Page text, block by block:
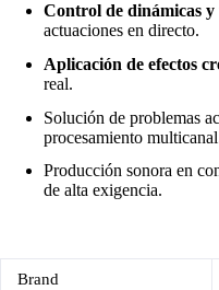
Control de dinámicas y
actuaciones en directo.
Aplicación de efectos
real.
Solución de problemas
procesamiento
Producción sonora en
de alta exigencia.
Brand